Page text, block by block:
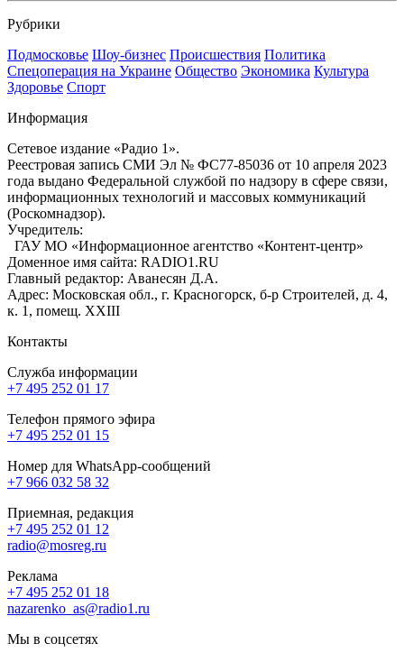
Рубрики
Подмосковье Шоу-бизнес Происшествия Политика
Спецоперация на Украине Общество Экономика Культура
Здоровье Спорт
Информация
Сетевое издание «Радио 1».
Реестровая запись СМИ Эл № ФС77-85036 от 10 апреля 2023
года выдано Федеральной службой по надзору в сфере связи,
информационных технологий и массовых коммуникаций
(Роскомнадзор).
Учредитель:
ГАУ МО «Информационное агентство «Контент-центр»
Доменное имя сайта: RADIO1.RU
Главный редактор: Аванесян Д.А.
Адрес: Московская обл., г. Красногорск, б-р Строителей, д. 4,
к. 1, помещ. XXIII
Контакты
Служба информации
+7 495 252 01 17
Телефон прямого эфира
+7 495 252 01 15
Номер для WhatsApp-сообщений
+7 966 032 58 32
Приемная, редакция
+7 495 252 01 12
radio@mosreg.ru
Реклама
+7 495 252 01 18
nazarenko_as@radio1.ru
Мы в соцсетях